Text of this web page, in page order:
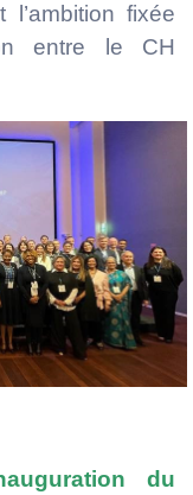
l’ambition fixée
entre le CH
du